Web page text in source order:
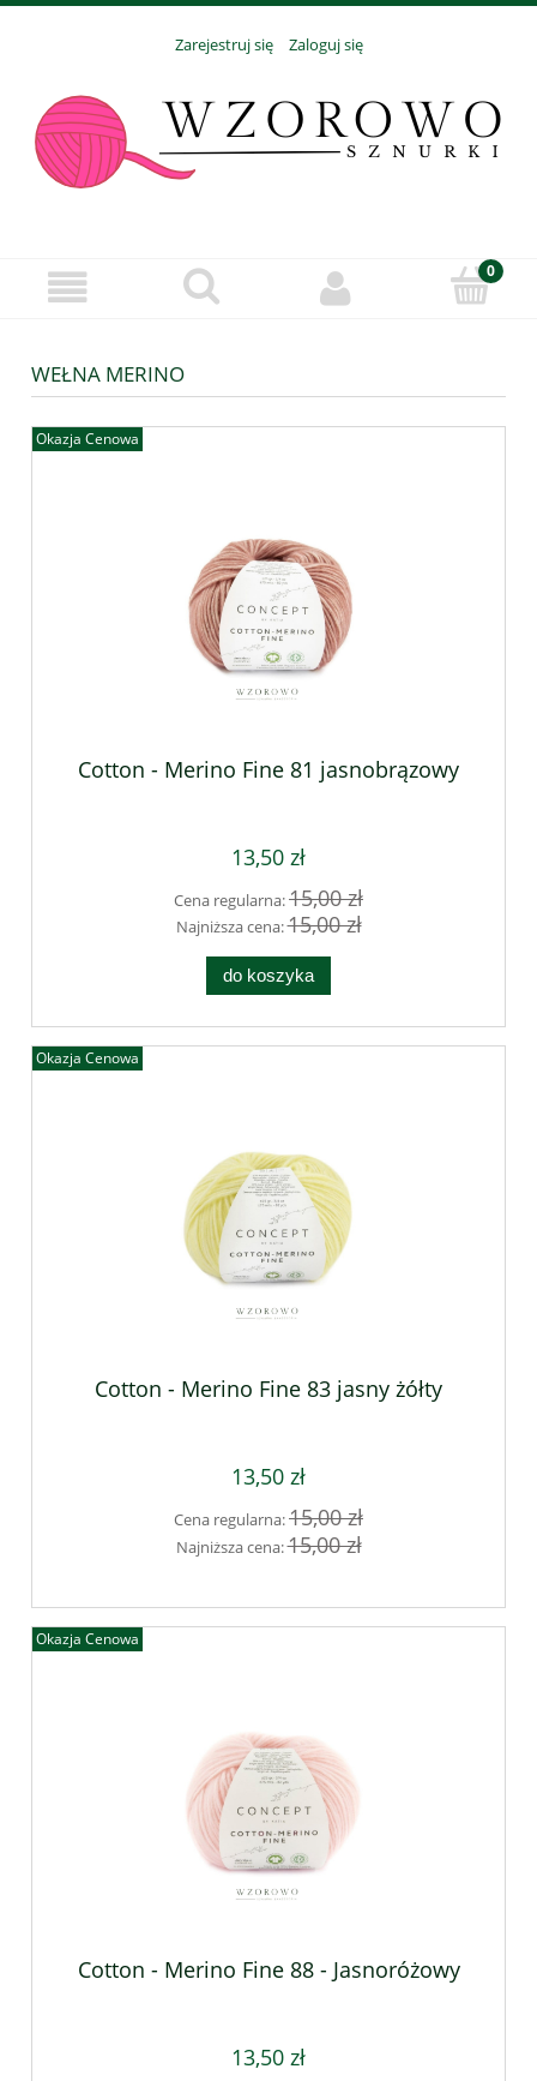
Zarejestruj się Zaloguj się
WEŁNA MERINO
Cotton - Merino Fine 81 jasnobrązowy
13,50 zł
Cena regularna:15,00 zł
Najniższa cena:15,00 zł
do koszyka
Okazja Cenowa
Cotton - Merino Fine 83 jasny żółty
13,50 zł
Cena regularna:15,00 zł
Najniższa cena:15,00 zł
Okazja Cenowa
Cotton - Merino Fine 88 - Jasnoróżowy
13,50 zł
Okazja Cenowa